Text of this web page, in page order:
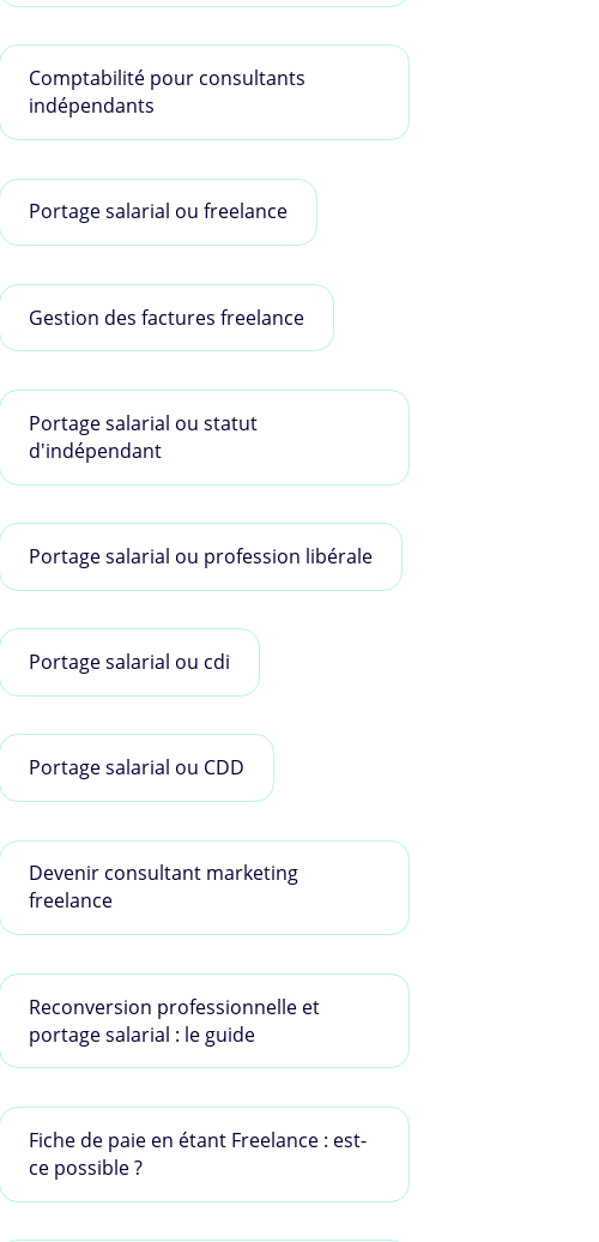
Comptabilité pour consultants
indépendants
Portage salarial ou freelance
Gestion des factures freelance
Portage salarial ou statut
d'indépendant
Portage salarial ou profession libérale
Portage salarial ou cdi
Portage salarial ou CDD
Devenir consultant marketing
freelance
Reconversion professionnelle et
portage salarial : le guide
Fiche de paie en étant Freelance : est-
ce possible ?